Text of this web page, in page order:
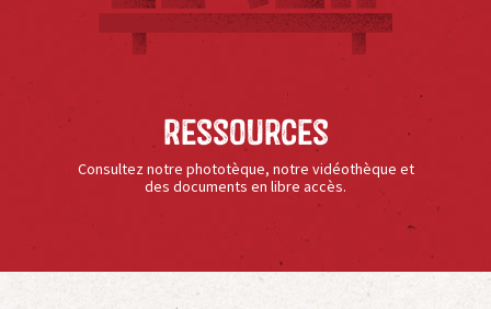
Ressources
Consultez notre phototèque, notre vidéothèque et
des documents en libre accès.